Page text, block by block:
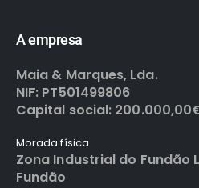
A empresa
Maia & Marques, Lda.
NIF: PT501499806
Capital social:
Morada física
Zona Industrial do Fundão
Fundão